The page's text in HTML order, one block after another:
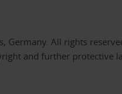
Germany. All rights
and further protective